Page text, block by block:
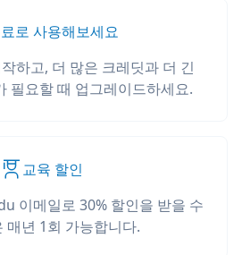
로 사용해보세요
하고, 더 많은 크레딧과 더 긴
필요할 때 업그레이드하세요.
교육 할인
이메일로 30% 할인을 받을 수
매년 1회 가능합니다.